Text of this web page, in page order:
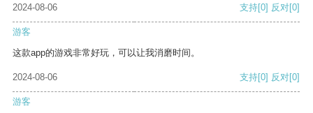
2024-08-06 支持[0] 反对[0]
游客
这款app的游戏非常好玩，可以让我消磨时间。
2024-08-06 支持[0] 反对[0]
游客